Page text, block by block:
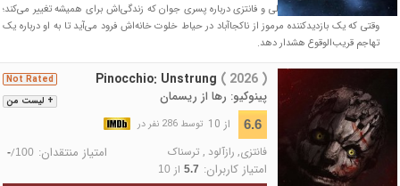
یک ماجراجویی علمی تخیلی و فانتزی درباره پسری جوان که زندگی‌اش برای همیشه تغییر می‌کند؛
وقتی که یک بازدیدکننده مرموز از ناکجاآباد در حیاط خلوت خانه‌اش فرود می‌آید تا به او درباره یک
تهاجم قریب‌الوقوع هشدار دهد.
+ لیست من
Not Rated Pinocchio: Unstrung ( 2026 )
پینوکیو: رها از ریسمان
6.6 از 10 توسط 286 نفر در
فانتزی, رازآلود , ترسناک امتیاز منتقدان: -/100
امتیاز کاربران: 5.7از 10